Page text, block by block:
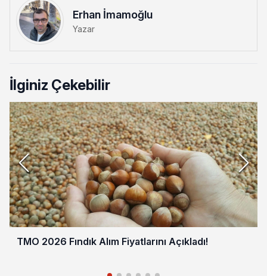
Erhan İmamoğlu
Yazar
İlginiz Çekebilir
TMO 2026 Fındık Alım Fiyatlarını Açıkladı!